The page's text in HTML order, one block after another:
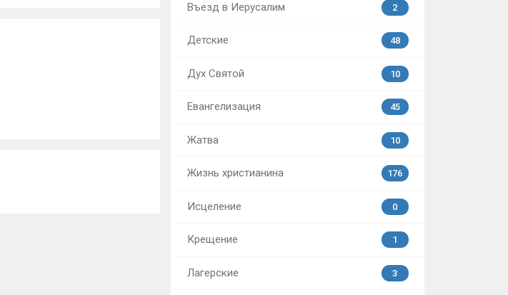
Въезд в Иерусалим 2
Детские 48
Дух Святой 10
Евангелизация 45
Жатва 10
Жизнь христианина 176
Исцеление 0
Крещение 1
Лагерские 3